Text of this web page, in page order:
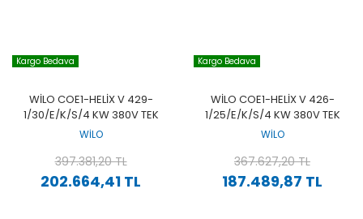
Kargo Bedava
WILO COE1-HELIX V 429-
1/30/E/K/S/4 KW 380V TEK
POMPALI PASLANMAZ ÇOK
DIKEY HIDROFOR
WİLO
202.664,41 TL
397.381,20 TL
Kargo Bedava
WILO COE1-HELIX V 426-
1/25/E/K/S/4 KW 380V TEK
POMPALI PASLANMAZ ÇOK
DIKEY HIDROFOR
WİLO
187.489,87 TL
367.627,20 TL